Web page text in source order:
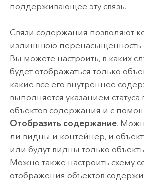
поддерживающее эту связь.
Связи содержания позволяют
излишнюю перенасыщенность
Вы можете настроить, в каких
будет отображаться только
какие все его внутреннее
выполняется указанием
объектов содержания и с
Отобразить содержание.
ли видны и контейнер, и
или будут видны только
Можно также настроить схему
отображения объектов